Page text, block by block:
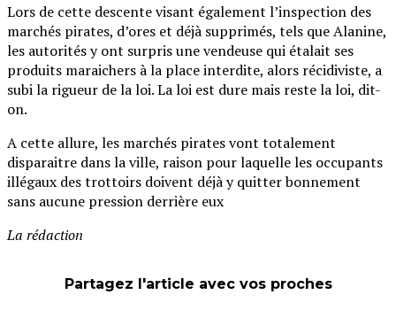
Lors de cette descente visant également l’inspection des
marchés pirates, d’ores et déjà supprimés, tels que Alanine,
les autorités y ont surpris une vendeuse qui étalait ses
produits maraichers à la place interdite, alors récidiviste, a
subi la rigueur de la loi. La loi est dure mais reste la loi, dit-
on.
A cette allure, les marchés pirates vont totalement
disparaitre dans la ville, raison pour laquelle les occupants
illégaux des trottoirs doivent déjà y quitter bonnement
sans aucune pression derrière eux
La rédaction
Partagez l'article avec vos proches